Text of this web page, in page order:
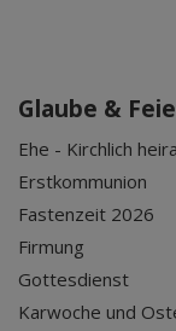
Glaube &
Ehe - Kirchlich
Erstkommunion
Fastenzeit 2026
Firmung
Gottesdienst
Karwoche und